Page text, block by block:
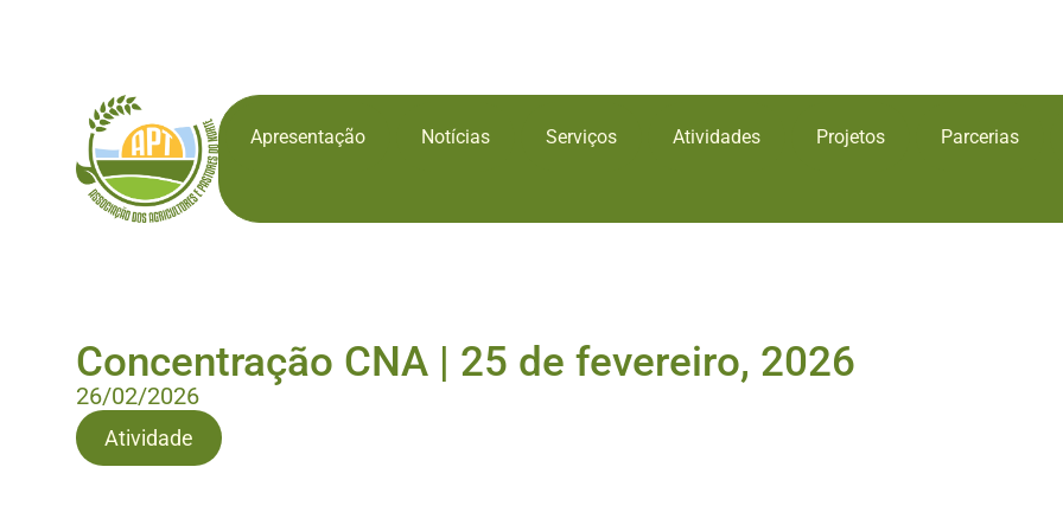
Apresentação Notícias Serviços Atividades Projetos Parcerias
Concentração CNA | 25 de fevereiro, 2026
26/02/2026
Atividade